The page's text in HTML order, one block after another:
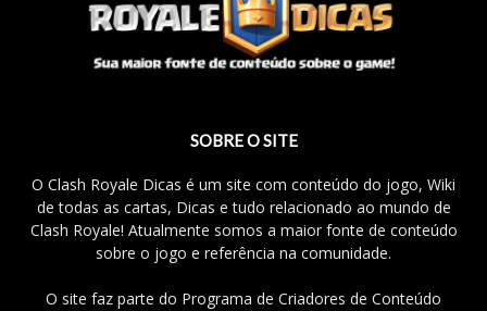
SOBRE O SITE
O Clash Royale Dicas é um site com conteúdo do jogo, Wiki
de todas as cartas, Dicas e tudo relacionado ao mundo de
Clash Royale! Atualmente somos a maior fonte de conteúdo
sobre o jogo e referência na comunidade.
O site faz parte do Programa de Criadores de Conteúdo